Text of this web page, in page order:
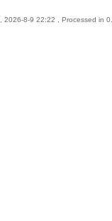
2026-8-9 22:22 , Processed in